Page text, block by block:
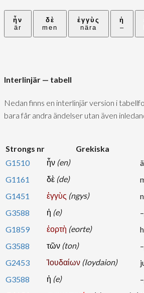
ἦν
är
δὲ
men
ἐγγὺς
nära
ἡ
–
Interlinjär — tabell
Nedan finns en interlinjär version i
bara får andra ändelser utan även
Strongs nr Grekiska
G1510
ἦν (en)
G1161
δὲ (de)
G1451
ἐγγὺς (ngys)
G3588
ἡ (e)
G1859
ἑορτὴ (eorte)
G3588
τῶν (ton)
G2453
Ἰουδαίων (Ioydaion)
G3588
ἡ (e)